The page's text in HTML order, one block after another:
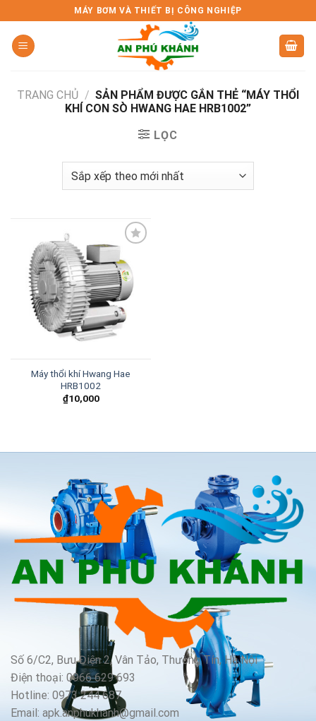
to
content
MÁY BƠM VÀ THIẾT BỊ CÔNG NGHIỆP
TRANG CHỦ / SẢN PHẨM ĐƯỢC GẮN THẺ “MÁY THỔI
KHÍ CON SÒ HWANG HAE HRB1002”
LỌC
Add to
wishlist
Máy thổi khí Hwang Hae
HRB1002
₫10,000
Số 6/C2, Bưu Điện 2, Vân Tảo, Thường Tín, Hà Nội
Điện thoại: 0966 629 693
Hotline: 0973 244 687
Email: apk.anphukhanh@gmail.com